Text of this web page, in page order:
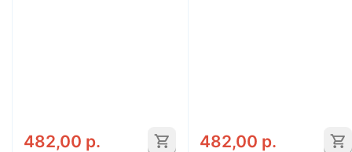
482,00 р. 482,00 р.